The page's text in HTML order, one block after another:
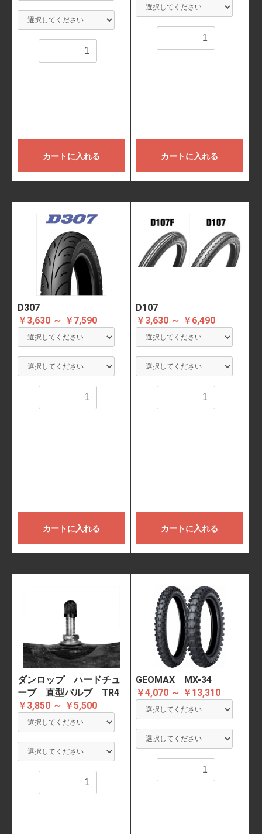
カートに入れる カートに入れる
D307
￥3,630 ～ ￥7,590
カートに入れる
D107
￥3,630 ～ ￥6,490
カートに入れる
ダンロップ ハードチュ
ーブ 直型バルブ TR4
￥3,850 ～ ￥5,500
GEOMAX MX-34
￥4,070 ～ ￥13,310